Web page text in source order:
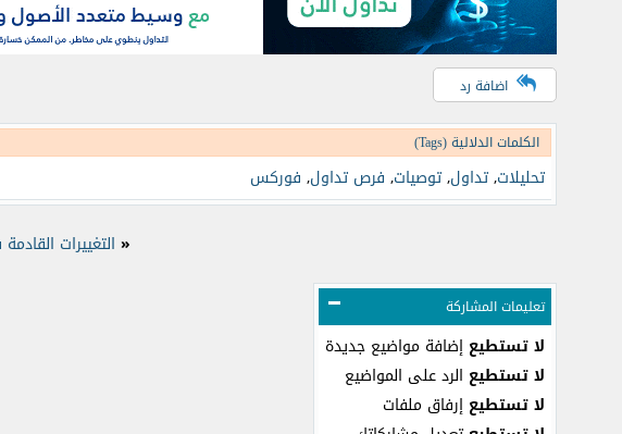
اضافة رد
الكلمات الدلالية (Tags)
تحليلات,تداول,توصيات, فرص تداول, فوركس
« التغييرات
تعليمات المشاركة
لا تستطيع إضافة مواضيع جديدة
لا تستطيع الرد على المواضيع
لا تستطيع إرفاق ملفات